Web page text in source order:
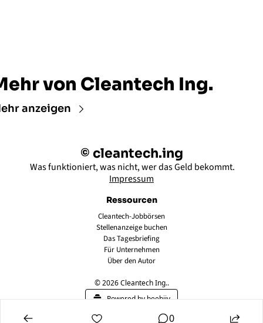
von Cleantech Ing.
anzeigen
© cleantech.ing
Was funktioniert, was nicht, wer das Geld bekommt.
Impressum
Ressourcen
Cleantech-Jobbörsen
Stellenanzeige buchen
Das Tagesbriefing
Für Unternehmen
Über den Autor
© 2026 Cleantech Ing..
Powered by beehiiv
0